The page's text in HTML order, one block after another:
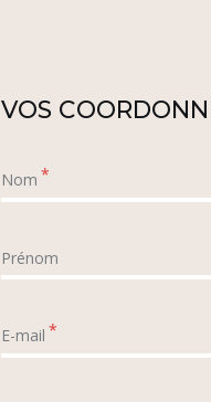
VOS
Nom *
Prénom
E-mail *